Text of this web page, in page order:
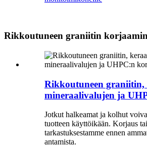
Rikkoutuneen graniitin
Rikkoutuneen graniitin,
mineraalivalujen ja
Jotkut halkeamat ja kolhut
tuotteen käyttöikään. Korjaus
tarkastuksestamme ennen
antamista.